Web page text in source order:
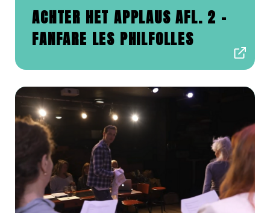
ACHTER HET APPLAUS AFL. 2 -
FANFARE LES PHILFOLLES